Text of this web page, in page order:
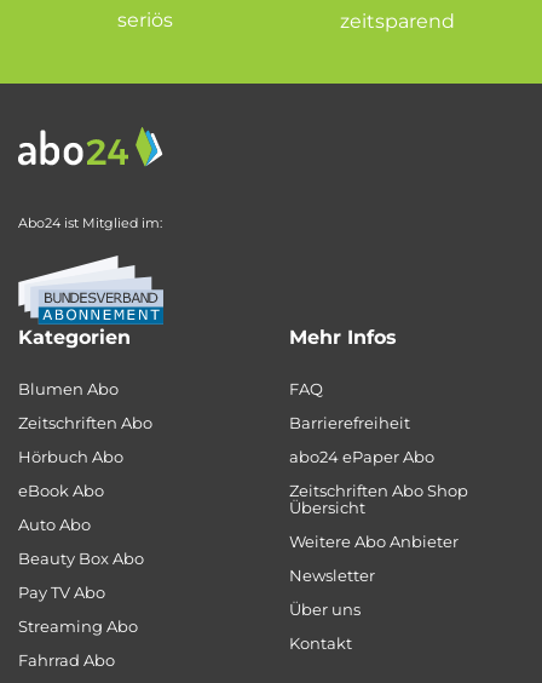
seriös zeitsparend
Abo24 ist Mitglied im:
Kategorien
Blumen Abo
Zeitschriften Abo
Hörbuch Abo
eBook Abo
Auto Abo
Beauty Box Abo
Pay TV Abo
Streaming Abo
Fahrrad Abo
Mehr Infos
FAQ
Barrierefreiheit
abo24 ePaper Abo
Zeitschriften Abo Shop
Übersicht
Weitere Abo Anbieter
Newsletter
Über uns
Kontakt